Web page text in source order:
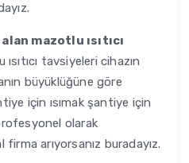
alan mazotlu ısıtıcı
ısıtıcı tavsiyeleri cihazın
büyüklüğüne göre
için ısımak şantiye için
olarak
arıyorsanız buradayız.